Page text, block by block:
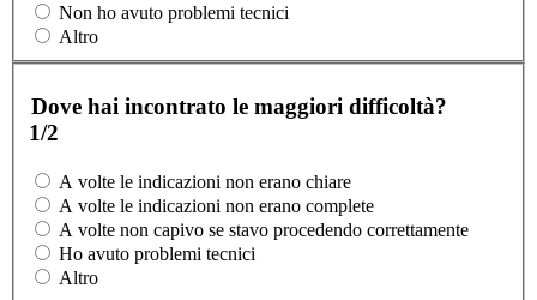
Non ho avuto problemi tecnici
Altro
Dove hai incontrato le maggiori difficoltà?
1/2
A volte le indicazioni non erano chiare
A volte le indicazioni non erano complete
A volte non capivo se stavo procedendo correttamente
Ho avuto problemi tecnici
Altro